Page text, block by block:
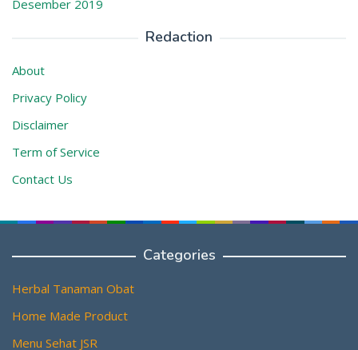
Desember 2019
Redaction
About
Privacy Policy
Disclaimer
Term of Service
Contact Us
Categories
Herbal Tanaman Obat
Home Made Product
Menu Sehat JSR